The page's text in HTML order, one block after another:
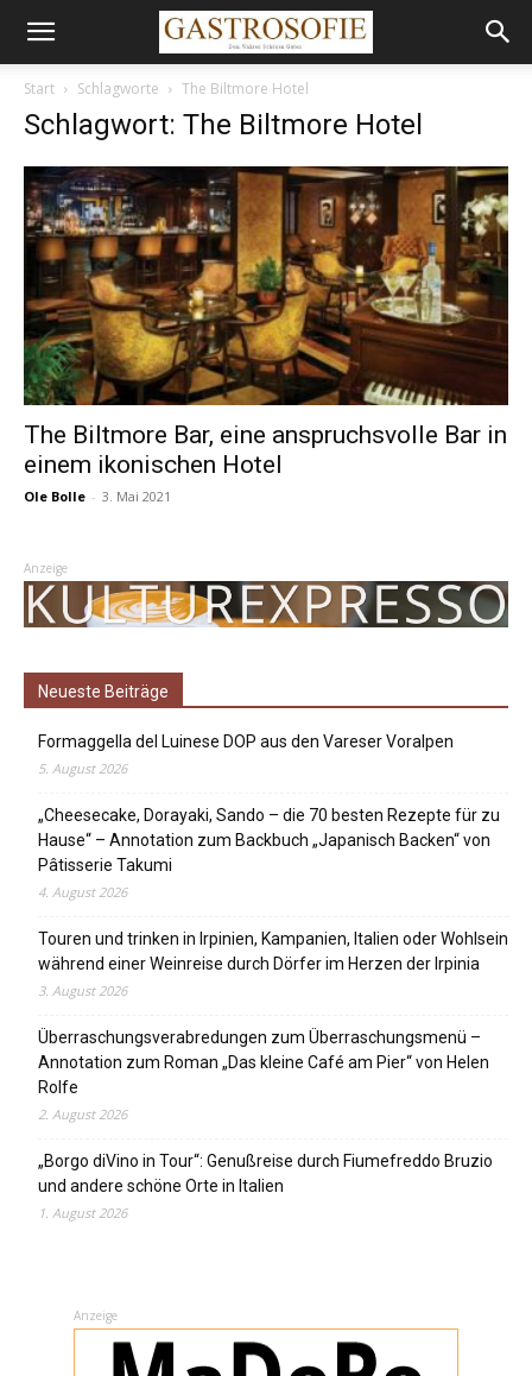
Start Schlagworte The Biltmore Hotel
Schlagwort: The Biltmore Hotel
The Biltmore Bar, eine anspruchsvolle Bar in
einem ikonischen Hotel
Ole Bolle - 3. Mai 2021
Anzeige
Neueste Beiträge
Formaggella del Luinese DOP aus den Vareser Voralpen
5. August 2026
„Cheesecake, Dorayaki, Sando – die 70 besten Rezepte für zu
Hause“ – Annotation zum Backbuch „Japanisch Backen“ von
Pâtisserie Takumi
4. August 2026
Touren und trinken in Irpinien, Kampanien, Italien oder Wohlsein
während einer Weinreise durch Dörfer im Herzen der Irpinia
3. August 2026
Überraschungsverabredungen zum Überraschungsmenü –
Annotation zum Roman „Das kleine Café am Pier“ von Helen
Rolfe
2. August 2026
„Borgo diVino in Tour“: Genußreise durch Fiumefreddo Bruzio
und andere schöne Orte in Italien
1. August 2026
Anzeige